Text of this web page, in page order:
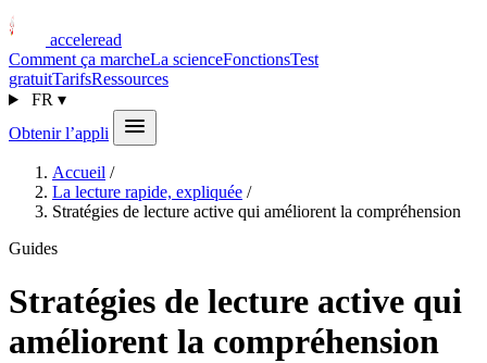
acceleread
Comment ça marcheLa scienceFonctionsTest
gratuitTarifsRessources
FR ▾
Obtenir l’appli
Accueil /
La lecture rapide, expliquée /
Stratégies de lecture active qui améliorent la compréhension
Guides
Stratégies de lecture active qui
améliorent la compréhension